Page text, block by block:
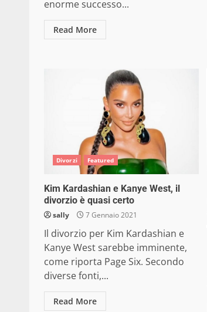
enorme successo...
Read More
Divorzi Featured
Kim Kardashian e Kanye West, il
divorzio è quasi certo
sally 7 Gennaio 2021
Il divorzio per Kim Kardashian e
Kanye West sarebbe imminente,
come riporta Page Six. Secondo
diverse fonti,...
Read More